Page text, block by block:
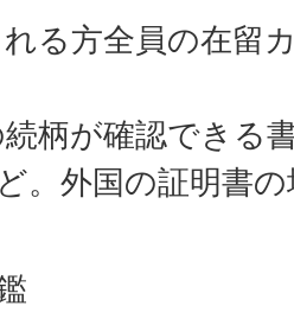
る方全員の在留
柄が確認できる
。外国の証明書